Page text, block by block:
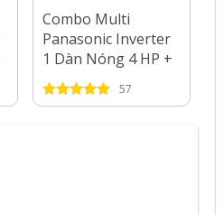
Combo Multi
Panasonic Inverter
1 Dàn Nóng 4 HP +
3 Dàn Lạnh 1 HP -
2.5 HP
57